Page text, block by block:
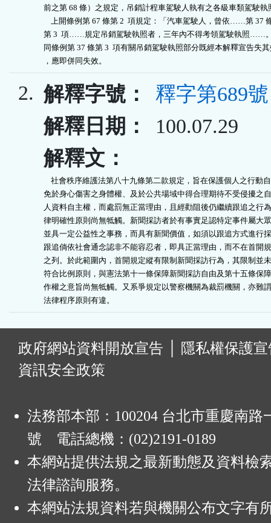
前之第 68 條）之規定，吊銷計程車駕駛人執有之各級車類駕駛執
上開條例第 67 條第 2  項規定：「汽車駕駛人，曾依……第 37
第 3  項……規定吊銷駕駛執照者，三年內不得考領駕駛執照……
同條例第 37 條第 3  項有關吊銷駕駛執照部分既經本解釋宣告失
，應即併同失效。
2. 解釋字號：
釋字第689號
解釋日期：
100.07.29
解釋文：
社會秩序維護法第八十九條第二款規定，旨在保護個人之行動
免於身心傷害之身體權、及於公共場域中得合理期待不受侵擾之
人資料自主權，而處罰無正當理由，且經勸阻後仍繼續跟追之行
律明確性原則尚無牴觸。新聞採訪者於有事實足認特定事件屬大
並具一定公益性之事務，而具有新聞價值，如須以跟追方式進行
跟追倘依社會通念認非不能容忍者，即具正當理由，而不在首開
之列。於此範圍內，首開規定縱有限制新聞採訪行為，其限制並
符合比例原則，與憲法第十一條保障新聞採訪自由及第十五條保
作權之意旨尚無牴觸。又系爭規定以警察機關為裁罰機關，亦難
法律程序原則有違。
政府網站資料開放宣告
隱私權保護
資訊安全政策
法務部本部：100204 台北市重慶南路
號 電話總機：(02)2191-0189
本網站提供法規之最新動態及資料檢
法律諮詢服務。
本網站法規資料若與機關公布文字有